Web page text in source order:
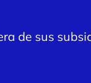
de sus